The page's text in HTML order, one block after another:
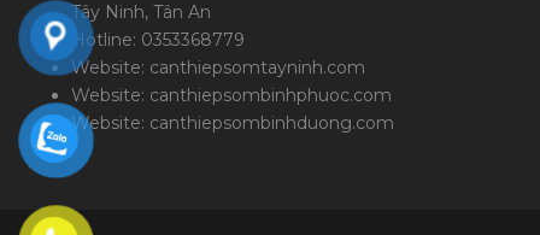
Tây Ninh, Tân An
Hotline: 0353368779
Website: canthiepsomtayninh.com
Website: canthiepsombinhphuoc.com
Website: canthiepsombinhduong.com